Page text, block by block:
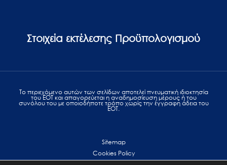
Στοιχεία εκτέλεσης Προϋπολογισμού
Το περιεχόμενο αυτών των σελίδων αποτελεί πvευματική ιδιοκτησία
του ΕΟΤ και απαγορεύεται η αναδημοσίευση μέρους ή του
συνόλου του με οποιοδήποτε τρόπο χωρίς την έγγραφη άδεια του
ΕΟΤ.
Sitemap
Cookies Policy